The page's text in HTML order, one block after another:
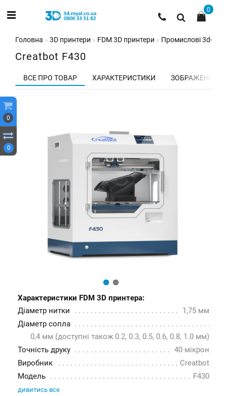
0
0
0
Головна 3D принтери FDM 3D принтери Промислові 3d-
Creatbot F430
ВСЕ ПРО ТОВАР ХАРАКТЕРИСТИКИ ЗОБРАЖЕННЯ
Характеристики FDM 3D принтера:
Діаметр нитки
1,75 мм
Діаметр сопла
0,4 мм (доступні також 0.2, 0.3, 0.5, 0.6, 0.8, 1.0 мм)
Точність друку
40 мікрон
Виробник
Creatbot
Модель
F430
дивитись все